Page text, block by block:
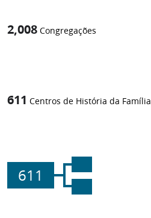
2,008 Congregações
611 Centros de História da Família
611